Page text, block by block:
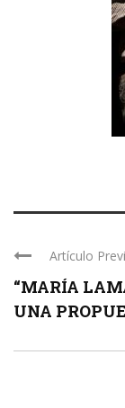
Artículo
“MARÍA
UNA